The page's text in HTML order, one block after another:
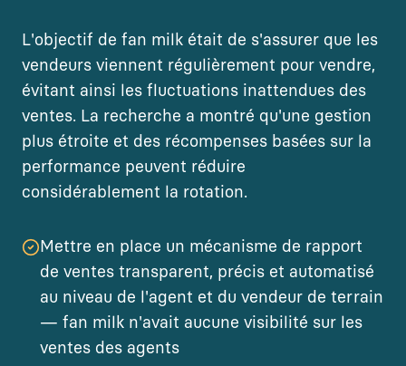
L'objectif de fan milk était de s'assurer que les
vendeurs viennent régulièrement pour vendre,
évitant ainsi les fluctuations inattendues des
ventes. La recherche a montré qu'une gestion
plus étroite et des récompenses basées sur la
performance peuvent réduire
considérablement la rotation.
Mettre en place un mécanisme de rapport
de ventes transparent, précis et automatisé
au niveau de l'agent et du vendeur de terrain
— fan milk n'avait aucune visibilité sur les
ventes des agents